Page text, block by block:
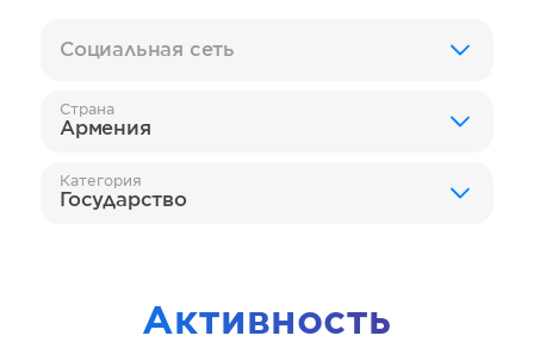
Социальная сеть
Страна
Армения
Категория
Государство
Активность